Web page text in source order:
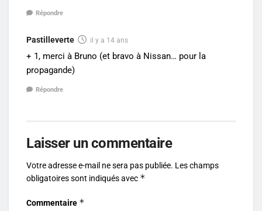
Répondre
Pastilleverte il y a 14 ans
+ 1, merci à Bruno (et bravo à Nissan… pour la
propagande)
Répondre
Laisser un commentaire
Votre adresse e-mail ne sera pas publiée. Les champs
obligatoires sont indiqués avec *
Commentaire *